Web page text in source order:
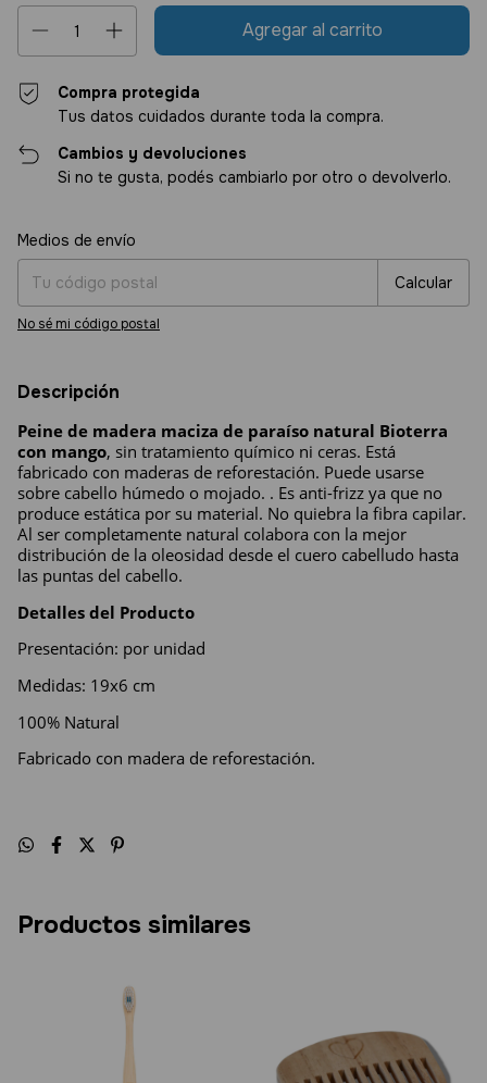
Compra protegida
Tus datos cuidados durante toda la compra.
Cambios y devoluciones
Si no te gusta, podés cambiarlo por otro o devolverlo.
Entregas para el CP:
Medios de envío
Calcular
No sé mi código postal
Descripción
Peine de madera maciza de paraíso natural Bioterra
con mango, sin tratamiento químico ni ceras. Está
fabricado con maderas de reforestación. Puede usarse
sobre cabello húmedo o mojado. . Es anti-frizz ya que no
produce estática por su material. No quiebra la fibra capilar.
Al ser completamente natural colabora con la mejor
distribución de la oleosidad desde el cuero cabelludo hasta
las puntas del cabello.
Detalles del Producto
Presentación: por unidad
Medidas: 19x6 cm
100% Natural
Fabricado con madera de reforestación.
Productos similares